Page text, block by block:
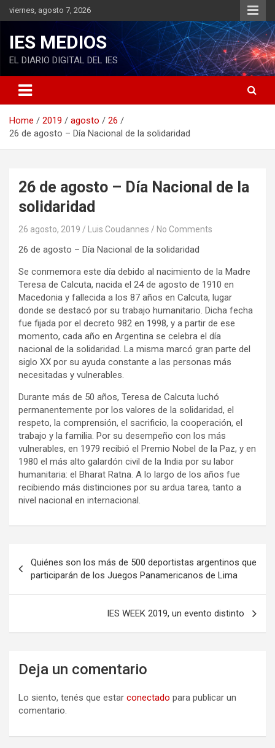
k
n
viernes, agosto 7, 2026
IES MEDIOS
EL DIARIO DIGITAL DEL IES
Home 2019 agosto
26
26 de agosto – Día Nacional de la solidaridad
26 de agosto – Día Nacional de la
solidaridad
26 agosto, 2019 Luis Coudannes No Comments
26 de agosto – Día Nacional de la solidaridad
Se conmemora este día debido al nacimiento de la Madre
Teresa de Calcuta, nacida el 24 de agosto de 1910 en
Macedonia y fallecida a los 87 años en Calcuta, lugar
donde se destacó por su trabajo humanitario. Dicha fecha
fue fijada por el decreto 982 en 1998, y a partir de ese
momento, cada año en Argentina se celebra el día
nacional de la solidaridad. La misma marcó gran parte del
siglo XX por su ayuda constante a las personas más
necesitadas y vulnerables.
Durante más de 50 años, Teresa de Calcuta luchó
permanentemente por los valores de la solidaridad, el
respeto, la comprensión, el sacrificio, la cooperación, el
trabajo y la familia. Por su desempeño con los más
vulnerables, en 1979 recibió el Premio Nobel de la Paz, y en
1980 el más alto galardón civil de la India por su labor
humanitaria: el Bharat Ratna. A lo largo de los años fue
recibiendo más distinciones por su ardua tarea, tanto a
nivel nacional en internacional.
v
g
Quiénes son los más de 500 deportistas argentinos que
participarán de los Juegos Panamericanos de Lima
IES WEEK 2019, un evento distinto
Deja un comentario
Lo siento, tenés que estar conectado para publicar un
comentario.